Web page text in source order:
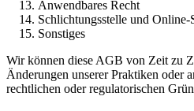
Anwendbares Recht
Schlichtungsstelle und Online-
Sonstiges
Wir können diese AGB von Zeit zu
Änderungen unserer Praktiken oder
rechtlichen oder regulatorischen